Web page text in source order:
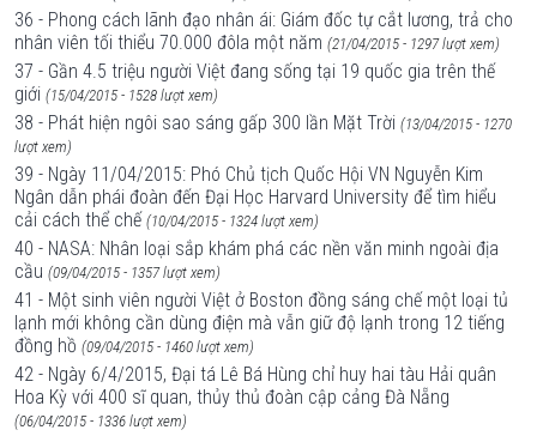
36 - Phong cách lãnh đạo nhân ái: Giám đốc tự cắt lương, trả cho
nhân viên tối thiểu 70.000 đôla một năm (21/04/2015 - 1297 lượt xem)
37 - Gần 4.5 triệu người Việt đang sống tại 19 quốc gia trên thế
giới (15/04/2015 - 1528 lượt xem)
38 - Phát hiện ngôi sao sáng gấp 300 lần Mặt Trời (13/04/2015 - 1270
lượt xem)
39 - Ngày 11/04/2015: Phó Chủ tịch Quốc Hội VN Nguyễn Kim
Ngân dẫn phái đoàn đến Đại Học Harvard University để tìm hiểu
cải cách thể chế (10/04/2015 - 1324 lượt xem)
40 - NASA: Nhân loại sắp khám phá các nền văn minh ngoài địa
cầu (09/04/2015 - 1357 lượt xem)
41 - Một sinh viên người Việt ở Boston đồng sáng chế một loại tủ
lạnh mới không cần dùng điện mà vẫn giữ độ lạnh trong 12 tiếng
đồng hồ (09/04/2015 - 1460 lượt xem)
42 - Ngày 6/4/2015, Đại tá Lê Bá Hùng chỉ huy hai tàu Hải quân
Hoa Kỳ với 400 sĩ quan, thủy thủ đoàn cập cảng Đà Nẵng
(06/04/2015 - 1336 lượt xem)